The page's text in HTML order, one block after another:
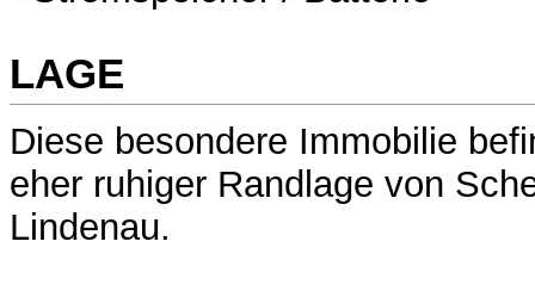
LAGE
Diese besondere Immobilie
eher ruhiger Randlage von
Lindenau.